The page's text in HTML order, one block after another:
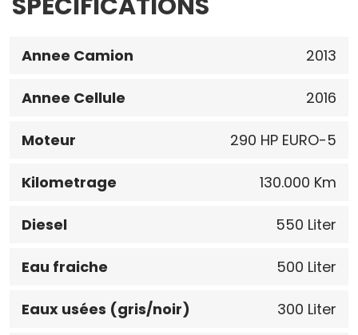
Annee Camion 2013
Annee Cellule 2016
Moteur 290 HP EURO-5
Kilometrage 130.000 Km
Diesel 550 Liter
Eau fraiche 500 Liter
Eaux usées (gris/noir) 300 Liter